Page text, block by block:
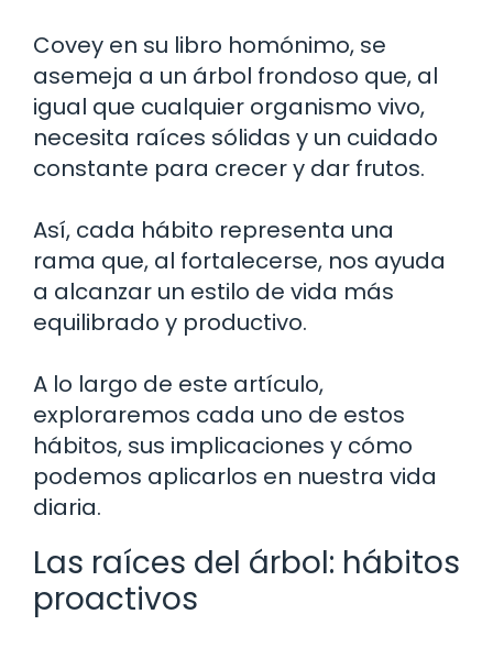
Covey en su libro homónimo, se
asemeja a un árbol frondoso que, al
igual que cualquier organismo vivo,
necesita raíces sólidas y un cuidado
constante para crecer y dar frutos.
Así, cada hábito representa una
rama que, al fortalecerse, nos ayuda
a alcanzar un estilo de vida más
equilibrado y productivo.
A lo largo de este artículo,
exploraremos cada uno de estos
hábitos, sus implicaciones y cómo
podemos aplicarlos en nuestra vida
diaria.
Las raíces del árbol: hábitos
proactivos